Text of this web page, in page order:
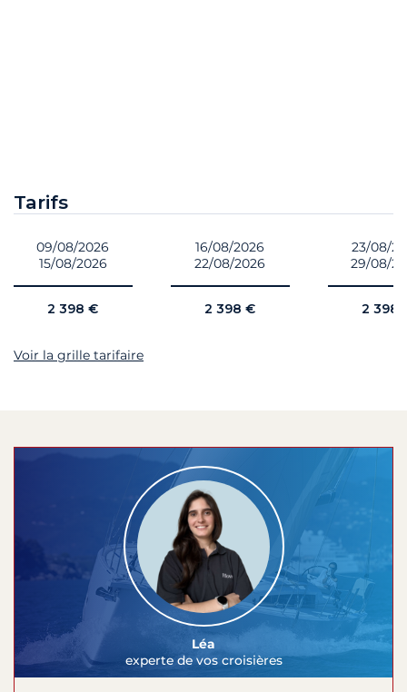
Tarifs
09/08/2026
15/08/2026
2 398 €
16/08/2026
22/08/2026
2 398 €
23/08/
29/08/
2 398
Voir la grille tarifaire
Léa
experte de vos croisières